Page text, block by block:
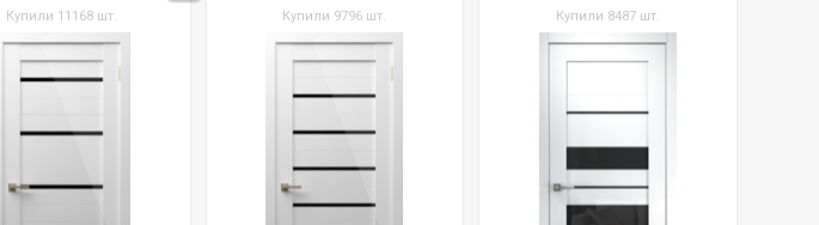
Купили 11168 шт. Купили 9796 шт. Купили 8487 шт.